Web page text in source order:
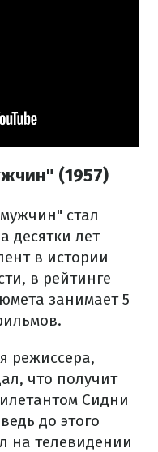
(1957)
стал
десятки лет
в истории
в рейтинге
занимает 5
режиссера,
что получит
Сидни
до этого
на телевидении